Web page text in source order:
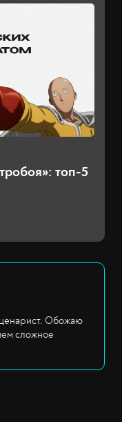
топ-5
Обожаю
сложное